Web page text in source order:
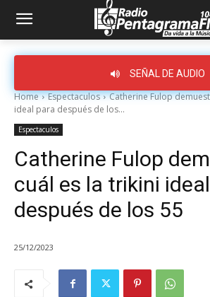
SEÑAL DE AUDIO
Home Espectaculos
Catherine Fulop
ideal para después de los...
Espectaculos
Catherine Fulop
cuál es la trikini
después de los 55
25/12/2023